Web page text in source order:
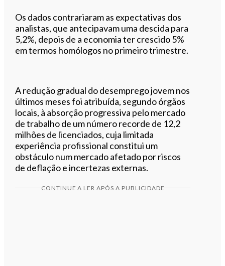
Os dados contrariaram as expectativas dos
analistas, que antecipavam uma descida para
5,2%, depois de a economia ter crescido 5%
em termos homólogos no primeiro trimestre.
A redução gradual do desemprego jovem nos
últimos meses foi atribuída, segundo órgãos
locais, à absorção progressiva pelo mercado
de trabalho de um número recorde de 12,2
milhões de licenciados, cuja limitada
experiência profissional constitui um
obstáculo num mercado afetado por riscos
de deflação e incertezas externas.
CONTINUE A LER APÓS A PUBLICIDADE